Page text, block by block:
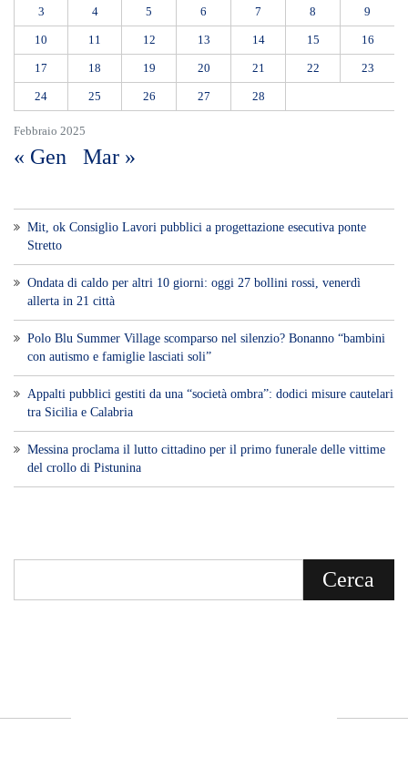
Febbraio 2025
3 4 5 6 7 8 9
10 11 12 13 14 15 16
17 18 19 20 21 22 23
24 25 26 27 28
« Gen Mar »
Mit, ok Consiglio Lavori pubblici a progettazione esecutiva ponte
Stretto
Ondata di caldo per altri 10 giorni: oggi 27 bollini rossi, venerdì
allerta in 21 città
Polo Blu Summer Village scomparso nel silenzio? Bonanno “bambini
con autismo e famiglie lasciati soli”
Appalti pubblici gestiti da una “società ombra”: dodici misure cautelari
tra Sicilia e Calabria
Messina proclama il lutto cittadino per il primo funerale delle vittime
del crollo di Pistunina